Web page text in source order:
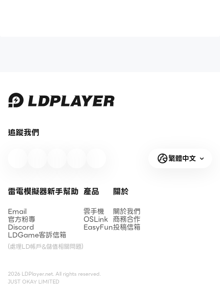
追蹤我們
繁體中文
雷電模擬器新手幫助
Email
官方粉專
Discord
LDGame客訴信箱
(處理LD帳戶&儲值相關問題)
產品
雲手機
OSLink
EasyFun
關於
關於我們
商務合作
投稿信箱
2026 LDPlayer.net. All rights reserved.
JUST OKAY LIMITED